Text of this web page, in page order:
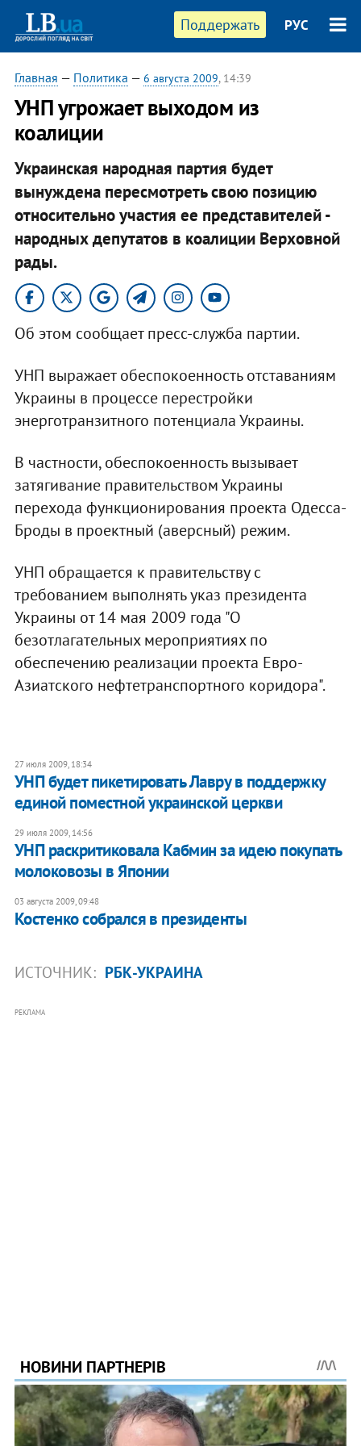
Поддержать РУС
Главная — Политика — 6 августа 2009, 14:39
УНП угрожает выходом из
коалиции
Украинская народная партия будет
вынуждена пересмотреть свою позицию
относительно участия ее представителей -
народных депутатов в коалиции Верховной
рады.
Об этом сообщает пресс-служба партии.
УНП выражает обеспокоенность отставаниям
Украины в процессе перестройки
энерготранзитного потенциала Украины.
В частности, обеспокоенность вызывает
затягивание правительством Украины
перехода функционирования проекта Одесса-
Броды в проектный (аверсный) режим.
УНП обращается к правительству с
требованием выполнять указ президента
Украины от 14 мая 2009 года "О
безотлагательных мероприятиях по
обеспечению реализации проекта Евро-
Азиатского нефтетранспортного коридора".
27 июля 2009, 18:34
УНП будет пикетировать Лавру в поддержку
единой поместной украинской церкви
29 июля 2009, 14:56
УНП раскритиковала Кабмин за идею покупать
молоковозы в Японии
03 августа 2009, 09:48
Костенко собрался в президенты
ИСТОЧНИК: РБК-УКРАИНА
РЕКЛАМА